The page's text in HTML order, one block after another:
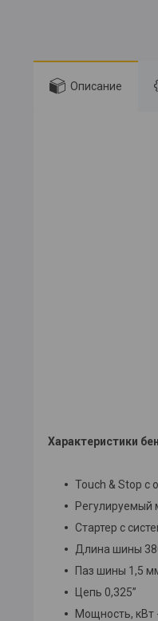
Описание
Характеристики
Touch & Stop с
Регулируемый
Стартер с
Длина шины
Паз шины 1,5
Цепь 0,325”
Мощность, кВт